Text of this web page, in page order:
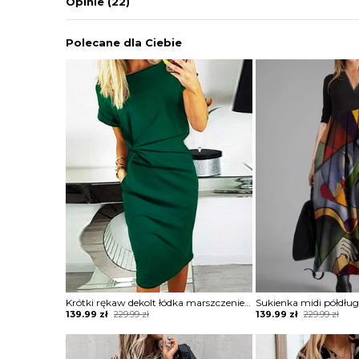
Polecane dla Ciebie
Krótki rękaw dekolt łódka marszczenie midi za kolano casual na co dzień kobieca sukienka Jadviga
229.99zł
Original
was:
139.99 zł
Current
is:
229.99zł
Original
was:
229.99 zł.
139.99 zł
Current
is:
139.99 zł.